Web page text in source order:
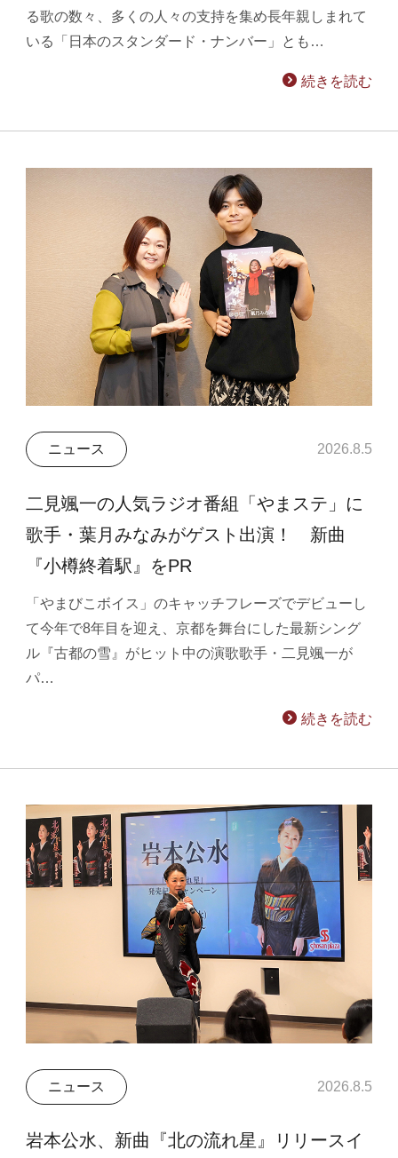
る歌の数々、多くの人々の支持を集め長年親しまれて
いる「日本のスタンダード・ナンバー」とも…
続きを読む
ニュース 2026.8.5
二見颯一の人気ラジオ番組「やまステ」に
歌手・葉月みなみがゲスト出演！ 新曲
『小樽終着駅』をPR
「やまびこボイス」のキャッチフレーズでデビューし
て今年で8年目を迎え、京都を舞台にした最新シング
ル『古都の雪』がヒット中の演歌歌手・二見颯一が
パ…
続きを読む
ニュース 2026.8.5
岩本公水、新曲『北の流れ星』リリースイ